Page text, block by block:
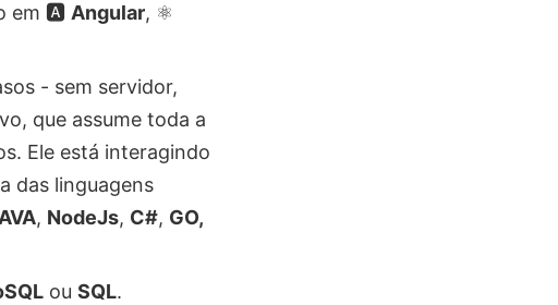
em 🅰️ Angular, ⚛️
- sem servidor,
que assume toda a
Ele está interagindo
das linguagens
, NodeJs, C#, GO,
ou SQL.